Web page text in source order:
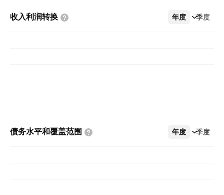
收入利润转换 年度 季度
更多
债务水平和覆盖范围 年度 季度
更多